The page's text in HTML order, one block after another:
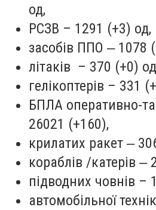
од,
РСЗВ – 1291 (+3) од,
засобів ППО ‒ 1078
літаків – 370 (+0)
гелікоптерів – 331
БПЛА оперативно-
26021 (+160),
крилатих ракет ‒
кораблів /катерів ‒
підводних човнів –
автомобільної